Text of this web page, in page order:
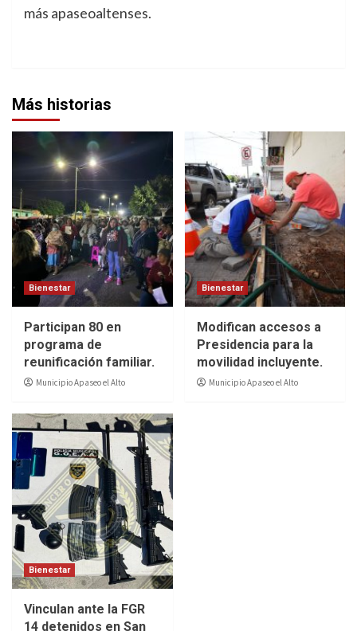
más apaseoaltenses.
Más historias
Bienestar
Participan 80 en
programa de
reunificación familiar.
Municipio Apaseo el Alto
Bienestar
Modifican accesos a
Presidencia para la
movilidad incluyente.
Municipio Apaseo el Alto
Bienestar
Vinculan ante la FGR
14 detenidos en San